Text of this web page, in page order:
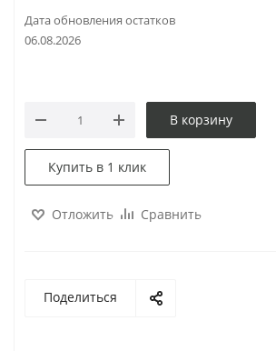
Дата обновления остатков
06.08.2026
В корзину
Купить в 1 клик
Отложить Сравнить
Поделиться